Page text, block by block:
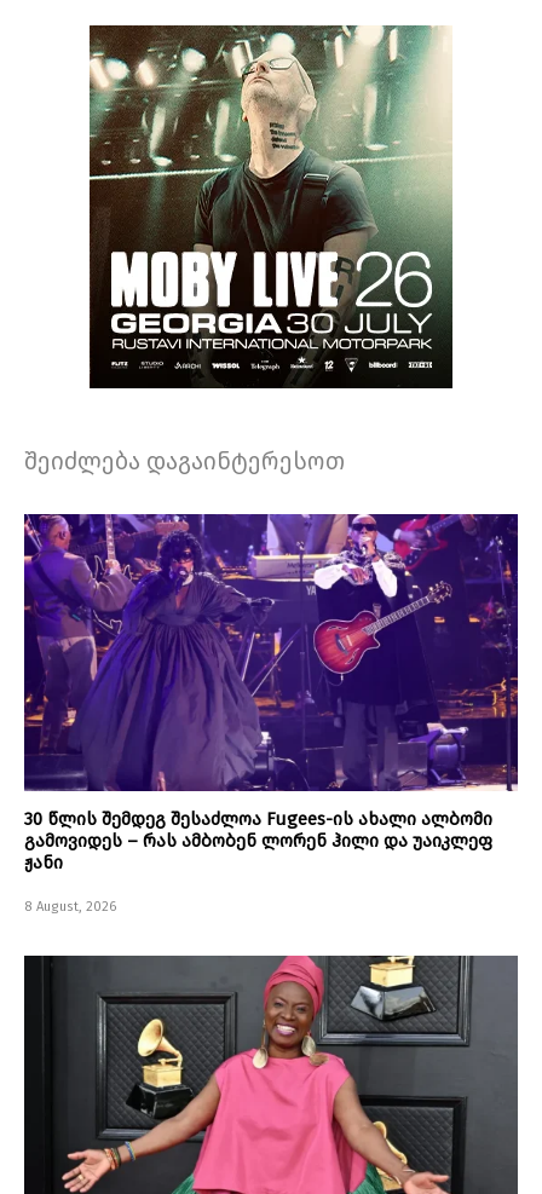
შეიძლება დაგაინტერესოთ
30 წლის შემდეგ შესაძლოა Fugees-ის ახალი ალბომი
გამოვიდეს – რას ამბობენ ლორენ ჰილი და უაიკლეფ
ჟანი
8 August, 2026